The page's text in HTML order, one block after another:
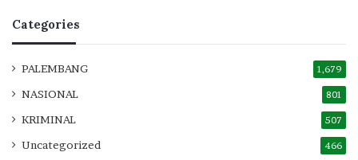
Categories
PALEMBANG 1,679
NASIONAL 801
KRIMINAL 507
Uncategorized 466